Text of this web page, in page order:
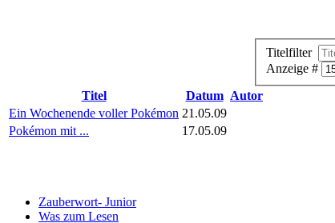
Titelfilter
Anzeige #
Titel
Datum Autor
Ein Wochenende voller Pokémon 21.05.09
Pokémon mit ...
17.05.09
Zauberwort- Junior
Was zum Lesen